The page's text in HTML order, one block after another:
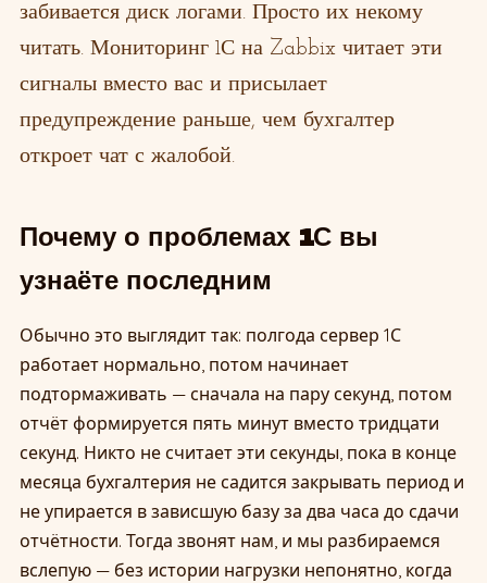
забивается диск логами. Просто их некому
читать. Мониторинг 1С на Zabbix читает эти
сигналы вместо вас и присылает
предупреждение раньше, чем бухгалтер
откроет чат с жалобой.
Почему о проблемах 1С вы
узнаёте последним
Обычно это выглядит так: полгода сервер 1С
работает нормально, потом начинает
подтормаживать — сначала на пару секунд, потом
отчёт формируется пять минут вместо тридцати
секунд. Никто не считает эти секунды, пока в конце
месяца бухгалтерия не садится закрывать период и
не упирается в зависшую базу за два часа до сдачи
отчётности. Тогда звонят нам, и мы разбираемся
вслепую — без истории нагрузки непонятно, когда